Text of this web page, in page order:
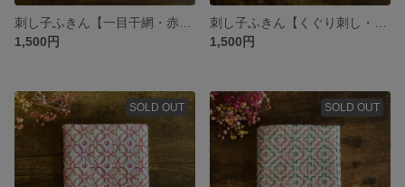
1,500円
1,500円
SOLD OUT SOLD OUT